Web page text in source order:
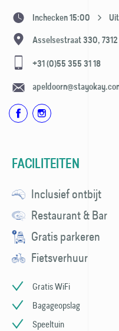
Inchecken 15:00
Asselsestraat 330,
+31 (0)55 355 31 18
FACILITEITEN
Inclusief ontbijt
Restaurant & Bar
Gratis parkeren
Fietsverhuur
Gratis WiFi
Bagageopslag
Speeltuin